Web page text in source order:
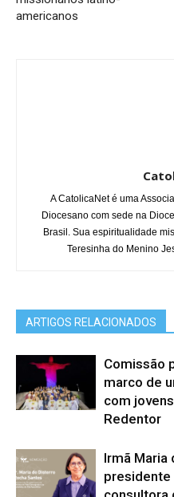
americanos
A CatolicaNet é uma
Diocesano com sede na
Brasil. Sua espiritualidade
Teresinha do Menino
ARTIGOS RELACIONADOS
Comissão
marco de
com
Redentor
Irmã Maria
presidente